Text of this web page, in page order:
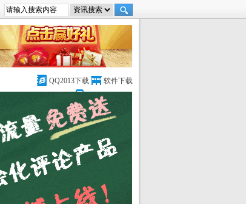
软件下载
QQ2013下载
DedeCMS论坛